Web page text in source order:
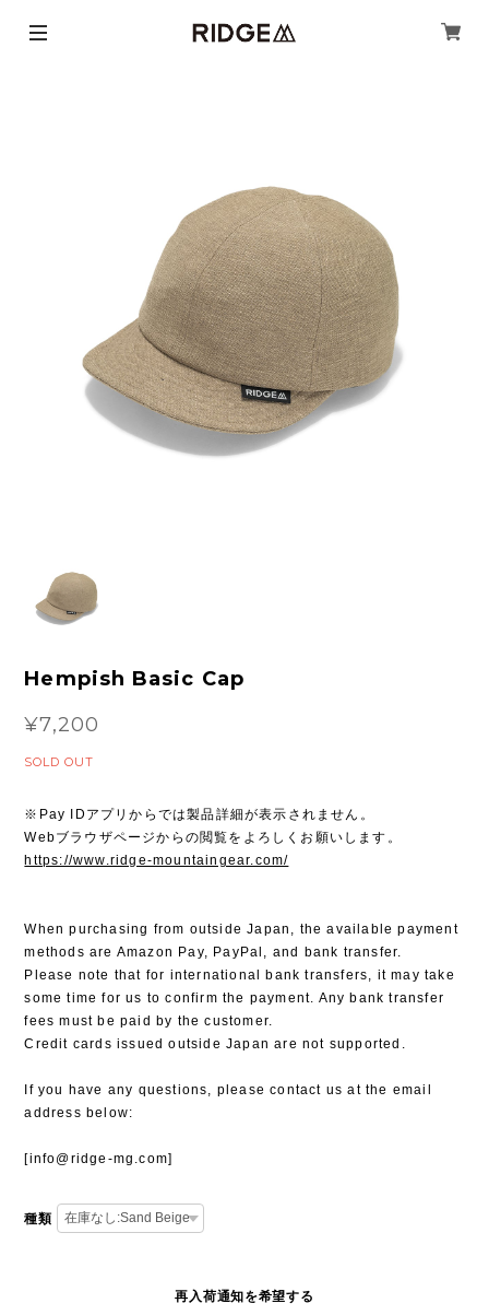
Hempish Basic Cap
¥7,200
SOLD OUT
※Pay IDアプリからでは製品詳細が表示されません。
Webブラウザページからの閲覧をよろしくお願いします。
https://www.ridge-mountaingear.com/
When purchasing from outside Japan, the available payment
methods are Amazon Pay, PayPal, and bank transfer.
Please note that for international bank transfers, it may take
some time for us to confirm the payment. Any bank transfer
fees must be paid by the customer.
Credit cards issued outside Japan are not supported.
If you have any questions, please contact us at the email
address below:
[info@ridge-mg.com]
種類
再入荷通知を希望する